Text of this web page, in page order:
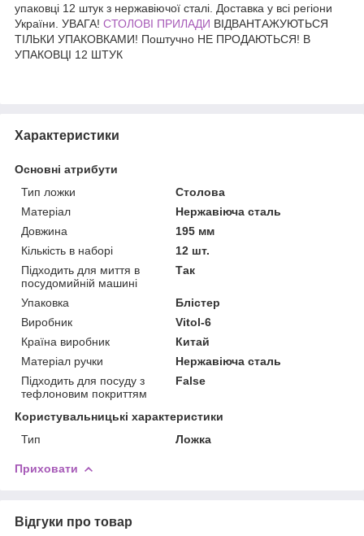
упаковці 12 штук з нержавіючої сталі. Доставка у всі регіони
України. УВАГА! СТОЛОВІ ПРИЛАДИ ВІДВАНТАЖУЮТЬСЯ
ТІЛЬКИ УПАКОВКАМИ! Поштучно НЕ ПРОДАЮТЬСЯ! В
УПАКОВЦІ 12 ШТУК
Характеристики
Основні атрибути
Тип ложки
Столова
Матеріал
Нержавіюча сталь
Довжина
195 мм
Кількість в наборі
12 шт.
Підходить для миття в
посудомийній машині
Так
Упаковка
Блістер
Виробник
Vitol-6
Країна виробник
Китай
Матеріал ручки
Нержавіюча сталь
Підходить для посуду з
тефлоновим покриттям
False
Користувальницькі характеристики
Тип
Ложка
Приховати
Відгуки про товар